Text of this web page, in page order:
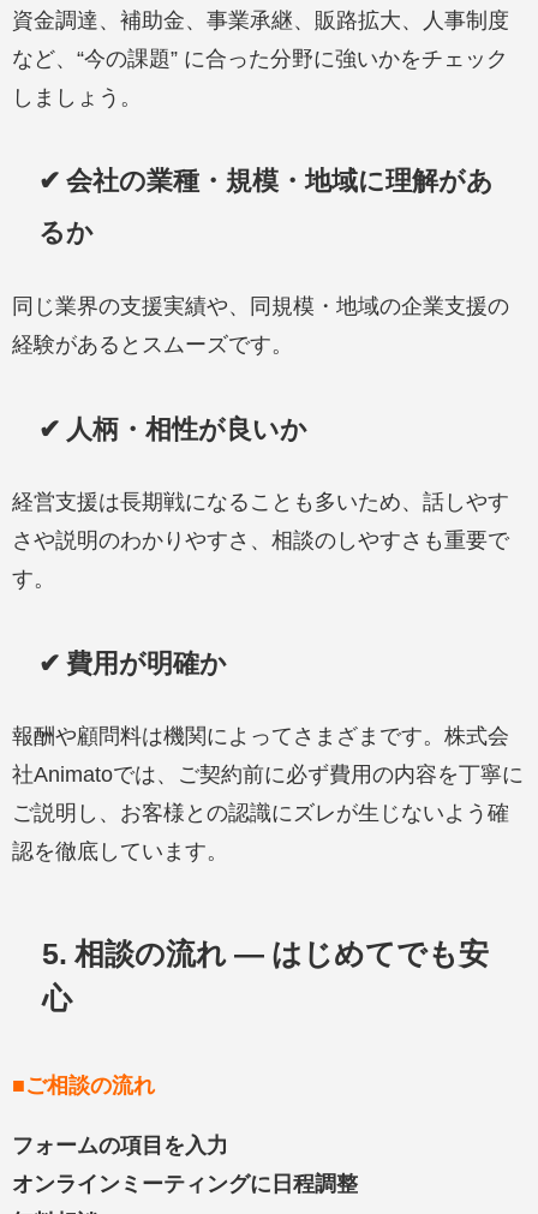
資金調達、補助金、事業承継、販路拡大、人事制度
など、“今の課題” に合った分野に強いかをチェック
しましょう。
✔ 会社の業種・規模・地域に理解があ
るか
同じ業界の支援実績や、同規模・地域の企業支援の
経験があるとスムーズです。
✔ 人柄・相性が良いか
経営支援は長期戦になることも多いため、話しやす
さや説明のわかりやすさ、相談のしやすさも重要で
す。
✔ 費用が明確か
報酬や顧問料は機関によってさまざまです。株式会
社Animatoでは、ご契約前に必ず費用の内容を丁寧に
ご説明し、お客様との認識にズレが生じないよう確
認を徹底しています。
5. 相談の流れ — はじめてでも安
心
■ご相談の流れ
フォームの項目を入力
オンラインミーティングに日程調整